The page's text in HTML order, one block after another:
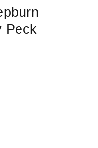
Peck